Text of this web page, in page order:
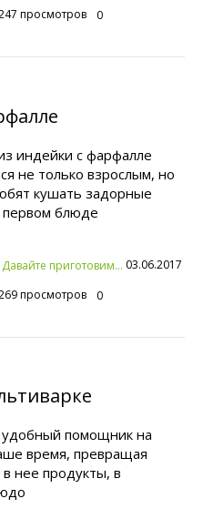
просмотров 0
индейки с фарфалле
не только взрослым, но
кушать задорные
первом блюде
Давайте приготовим... 03.06.2017
просмотров 0
помощник на
время, превращая
нее продукты, в